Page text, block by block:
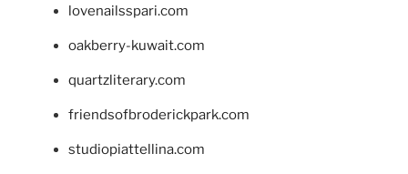
lovenailsspari.com
oakberry-kuwait.com
quartzliterary.com
friendsofbroderickpark.com
studiopiattellina.com